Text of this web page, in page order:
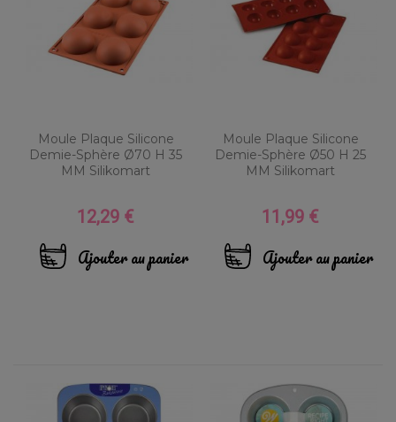
Moule Plaque Silicone
Demie-Sphère Ø70 H 35
MM Silikomart
Prix
12,29 €
Ajouter au panier
Moule Plaque Silicone
Demie-Sphère Ø50 H 25
MM Silikomart
Prix
11,99 €
Ajouter au panier